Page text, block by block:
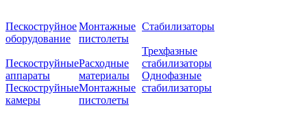
Пескоструйное
оборудование
Пескоструйные
аппараты
Пескоструйные
камеры
Монтажные
пистолеты
Расходные
материалы
Монтажные
пистолеты
Стабилизаторы
Трехфазные
стабилизаторы
Однофазные
стабилизаторы